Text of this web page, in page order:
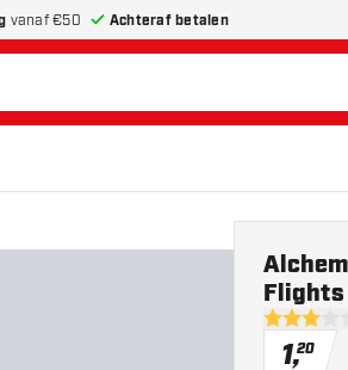
vanaf €50 Achteraf betalen
3 score
Flights
1,20